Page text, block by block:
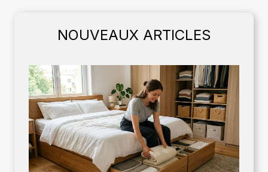
NOUVEAUX ARTICLES